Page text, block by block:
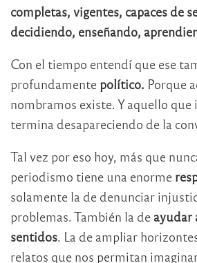
completas, vigentes, capaces de
decidiendo, enseñando,
Con el tiempo entendí que ese
profundamente político. Porque
nombramos existe. Y aquello
termina desapareciendo de la
Tal vez por eso hoy, más que
periodismo tiene una enorme
solamente la de denunciar
problemas. También la de ayudar
sentidos . La de ampliar
relatos que nos permitan